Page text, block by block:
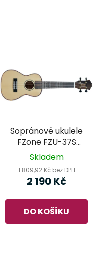
Sopránové ukulele
FZone FZU-37S
Spruce
Skladem
1 809,92 Kč bez DPH
2 190 Kč
DO KOŠÍKU